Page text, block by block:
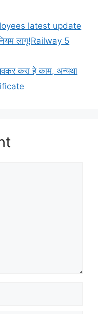
latest update
नियम लागू!Railway 5
करा हे काम, अन्यथा